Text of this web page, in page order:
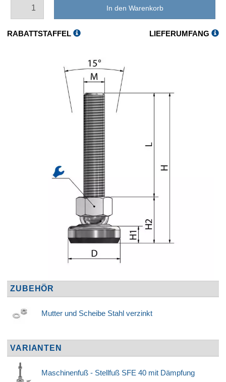
In den Warenkorb
RABATTSTAFFEL LIEFERUMFANG
ZUBEHÖR
Mutter und Scheibe Stahl verzinkt
VARIANTEN
Maschinenfuß - Stellfuß SFE 40 mit Dämpfung